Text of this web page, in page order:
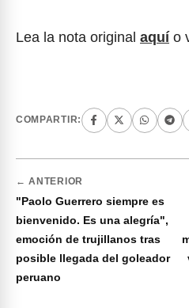
Lea la nota original aquí o
COMPARTIR:
← ANTERIOR
"Paolo Guerrero siempre es
bienvenido. Es una alegría",
emoción de trujillanos tras
posible llegada del goleador
peruano